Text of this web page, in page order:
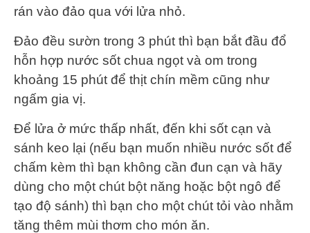
rán vào đảo qua với lửa nhỏ.
Đảo đều sườn trong 3 phút thì bạn bắt đầu đổ
hỗn hợp nước sốt chua ngọt và om trong
khoảng 15 phút để thịt chín mềm cũng như
ngấm gia vị.
Để lửa ở mức thấp nhất, đến khi sốt cạn và
sánh keo lại (nếu bạn muốn nhiều nước sốt để
chấm kèm thì bạn không cần đun cạn và hãy
dùng cho một chút bột năng hoặc bột ngô để
tạo độ sánh) thì bạn cho một chút tỏi vào nhằm
tăng thêm mùi thơm cho món ăn.